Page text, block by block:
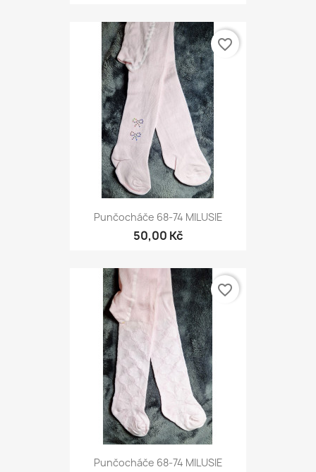
Punčocháče 68-74 MILUSIE
50,00 Kč
favorite_border
Punčocháče 68-74 MILUSIE
favorite_border